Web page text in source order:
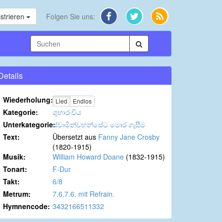
Folgen Sie uns:
Wiederholung: Lied Endlos
Kategorie:
ශුභාරංචිය
Unterkategorie:ස්වාමීන්වහන්සේට මොර ගැසීම
Text:
Übersetzt aus Fanny Jane Crosby
(1820-1915)
Musik:
William Howard Doane (1832-1915)
Tonart:
F-Dur
Takt:
6/8
Metrum:
7.6.7.6. mit Refrain.
Hymnencode: 3432166511332